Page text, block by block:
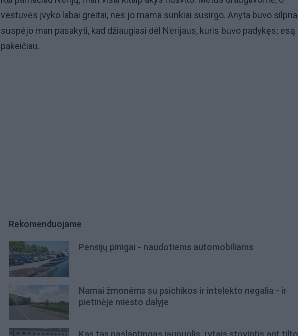
vestuvės įvyko labai greitai, nes jo mama sunkiai susirgo. Anyta buvo
suspėjo man pasakyti, kad džiaugiasi dėl Nerijaus, kuris buvo padykęs; esą
pakeičiau.
Rekomenduojame
Pensijų pinigai - naudotiems automobiliams
Namai žmonėms su psichikos ir intelekto negalia - ir
pietinėje miesto dalyje